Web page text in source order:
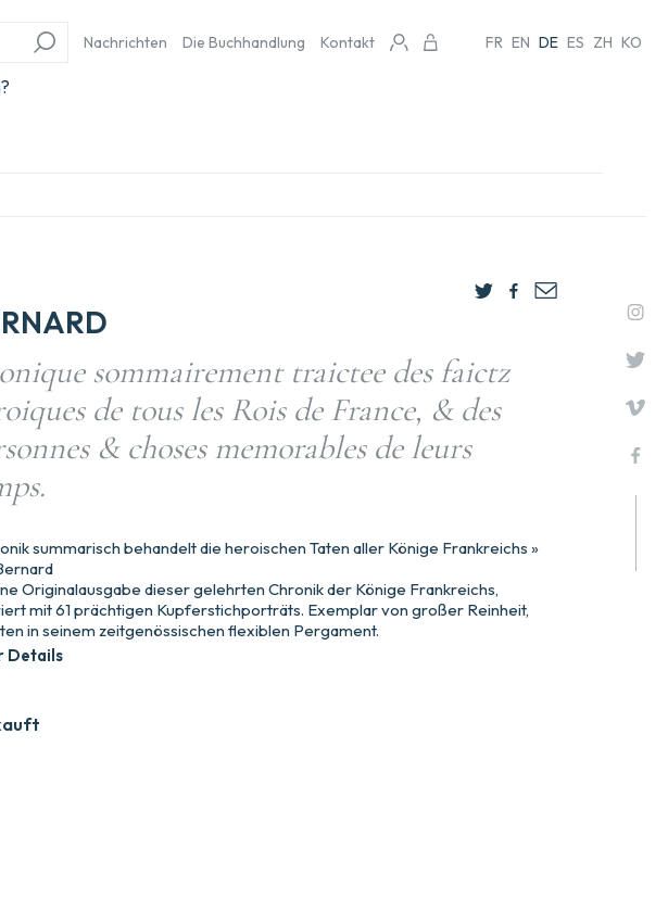
Nachrichten Die Buchhandlung Kontakt FR EN DE ES ZH KO
sommairement traictee des faictz
de tous les Rois de France, & des
& choses memorables de leurs
summarisch behandelt die heroischen Taten aller Könige Frankreichs »
Originalausgabe dieser gelehrten Chronik der Könige Frankreichs,
mit 61 prächtigen Kupferstichporträts. Exemplar von großer Reinheit,
in seinem zeitgenössischen flexiblen Pergament.
Details